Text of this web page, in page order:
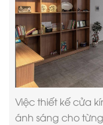
Việc thiết kế cửa
ánh sáng cho